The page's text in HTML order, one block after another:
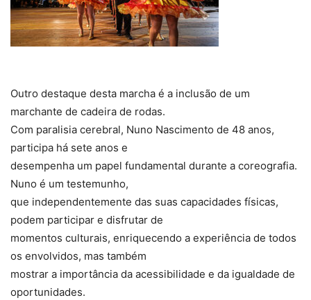
Outro destaque desta marcha é a inclusão de um
marchante de cadeira de rodas.
Com paralisia cerebral, Nuno Nascimento de 48 anos,
participa há sete anos e
desempenha um papel fundamental durante a coreografia.
Nuno é um testemunho,
que independentemente das suas capacidades físicas,
podem participar e disfrutar de
momentos culturais, enriquecendo a experiência de todos
os envolvidos, mas também
mostrar a importância da acessibilidade e da igualdade de
oportunidades.